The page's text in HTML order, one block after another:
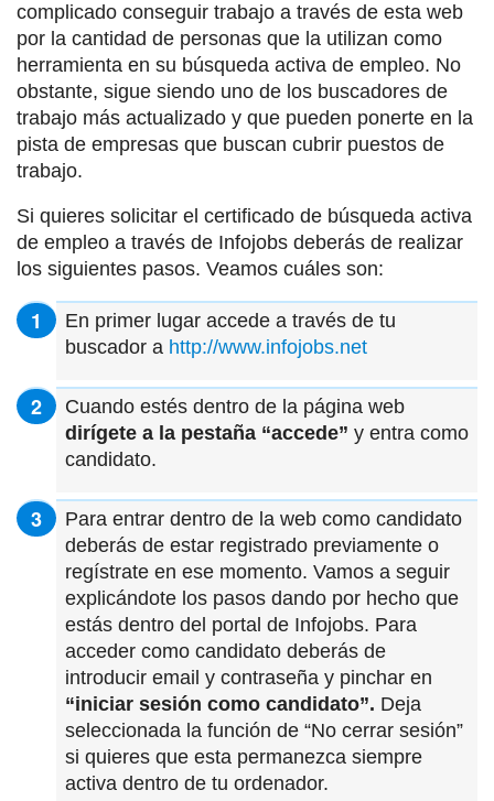
complicado conseguir trabajo a través de esta web
por la cantidad de personas que la utilizan como
herramienta en su búsqueda activa de empleo. No
obstante, sigue siendo uno de los buscadores de
trabajo más actualizado y que pueden ponerte en la
pista de empresas que buscan cubrir puestos de
trabajo.
Si quieres solicitar el certificado de búsqueda activa
de empleo a través de Infojobs deberás de realizar
los siguientes pasos. Veamos cuáles son:
En primer lugar accede a través de tu
buscador a http://www.infojobs.net
Cuando estés dentro de la página web
dirígete a la pestaña “accede” y entra como
candidato.
Para entrar dentro de la web como candidato
deberás de estar registrado previamente o
regístrate en ese momento. Vamos a seguir
explicándote los pasos dando por hecho que
estás dentro del portal de Infojobs. Para
acceder como candidato deberás de
introducir email y contraseña y pinchar en
“iniciar sesión como candidato”. Deja
seleccionada la función de “No cerrar sesión”
si quieres que esta permanezca siempre
activa dentro de tu ordenador.